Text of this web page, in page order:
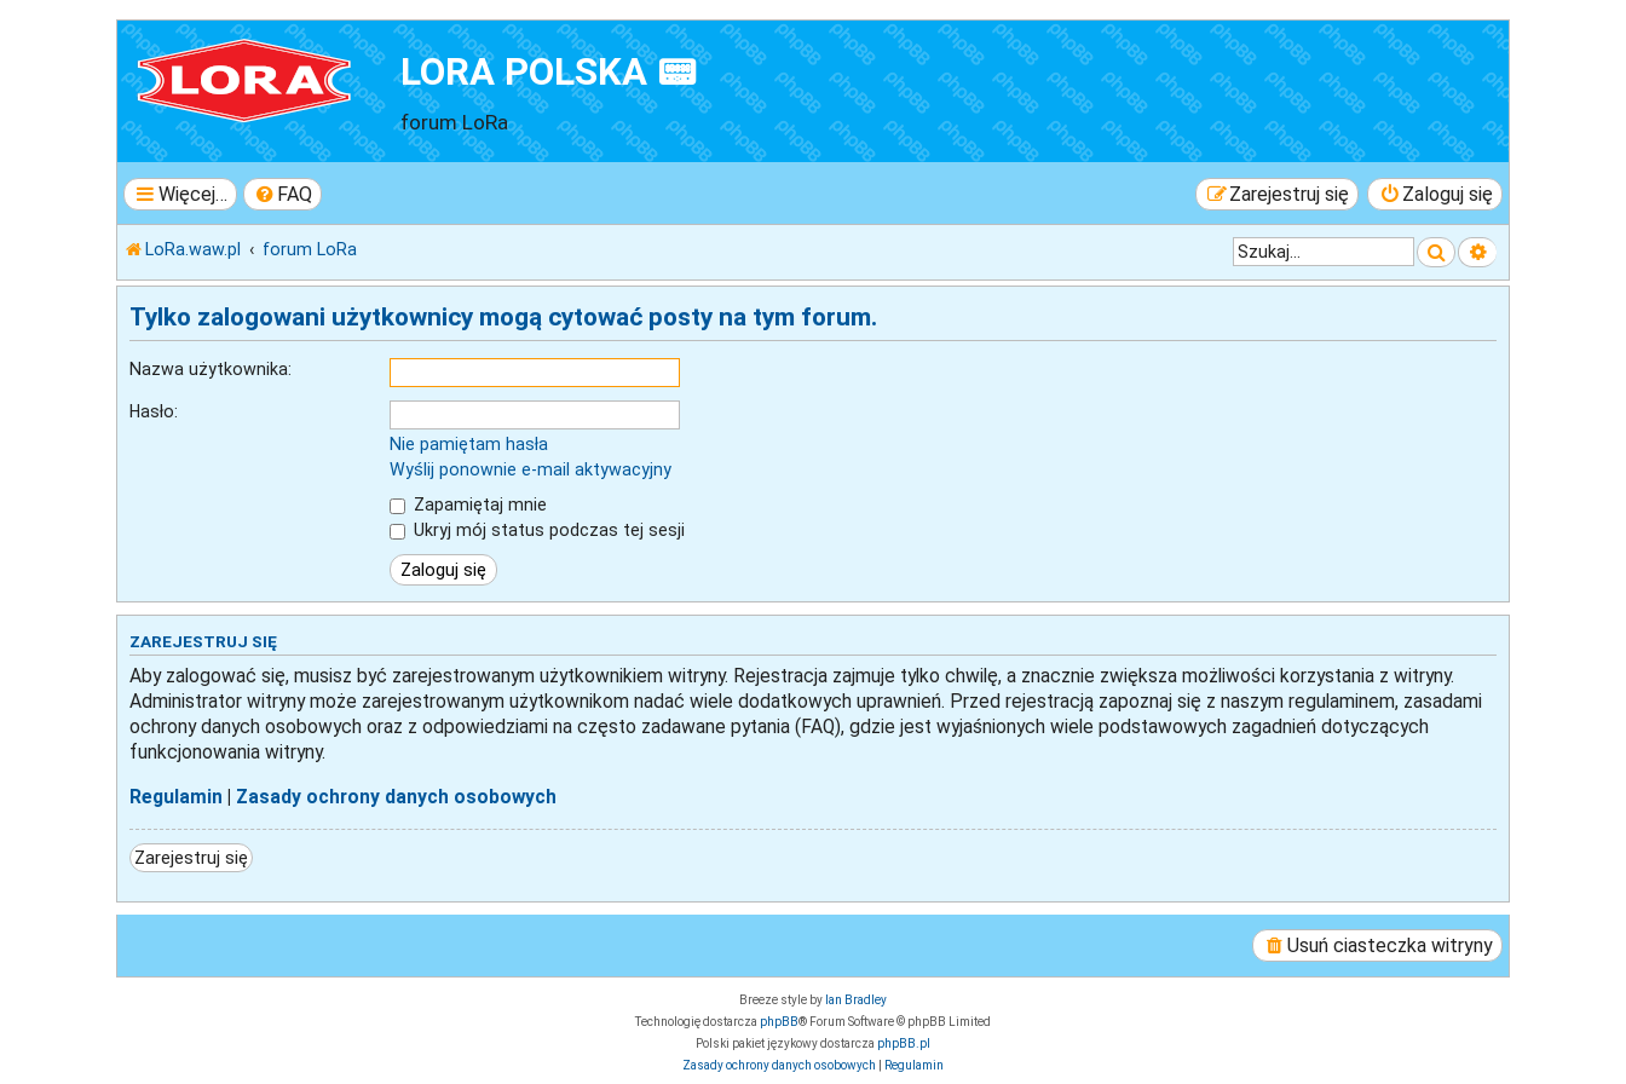
LORA POLSKA 📟
forum LoRa
Więcej… FAQ Zaloguj się
Zarejestruj się
LoRa.waw.pl forum LoRa SzukajWyszukiwanie
Tylko zalogowani użytkownicy mogą cytować posty na tym forum.
Nazwa użytkownika:
Hasło:
Nie pamiętam hasła
Wyślij ponownie e-mail aktywacyjny
Zapamiętaj mnie
Ukryj mój status podczas tej sesji
ZAREJESTRUJ SIĘ
Aby zalogować się, musisz być zarejestrowanym użytkownikiem witryny. Rejestracja zajmuje tylko chwilę, a znacznie zwiększa możliwości korzystania z witryny.
Administrator witryny może zarejestrowanym użytkownikom nadać wiele dodatkowych uprawnień. Przed rejestracją zapoznaj się z naszym regulaminem, zasadami
ochrony danych osobowych oraz z odpowiedziami na często zadawane pytania (FAQ), gdzie jest wyjaśnionych wiele podstawowych zagadnień dotyczących
funkcjonowania witryny.
Regulamin Zasady ochrony danych osobowych
Zarejestruj się
Usuń ciasteczka witryny
Breeze style by Ian Bradley
Technologię dostarcza phpBB® Forum Software © phpBB Limited
Polski pakiet językowy dostarcza phpBB.pl
Zasady ochrony danych osobowych
Regulamin